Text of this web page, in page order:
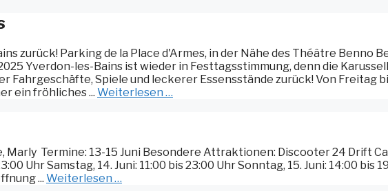
zurück! Parking de la Place d'Armes, in der Nähe des Théâtre Benno
Yverdon-les-Bains ist wieder in Festtagsstimmung, denn die
Fahrgeschäfte, Spiele und leckerer Essensstände zurück! Von Freitag
ein fröhliches ... Weiterlesen …
Marly ️ Termine: 13-15 Juni Besondere Attraktionen: Discooter 24 Drift
Uhr Samstag, 14. Juni: 11:00 bis 23:00 Uhr Sonntag, 15. Juni: 14:00 bis
... Weiterlesen …